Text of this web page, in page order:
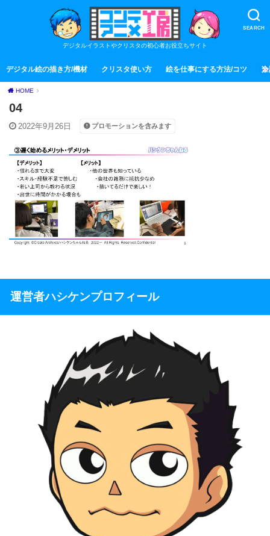
SEARCH
デジタルイラストやクリスタの初心者お役立ちサイト
デジタル絵の描き方/機材 クリスタ使い方 絵を仕事にする方法/コツ 全
HOME
04
2022年9月26日 プロモーションを含みます
運営者ハシケンプロフィール